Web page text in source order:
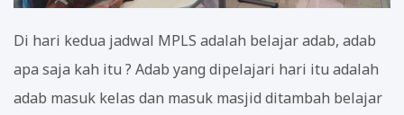
Di hari kedua jadwal MPLS adalah belajar adab, adab
apa saja kah itu ? Adab yang dipelajari hari itu adalah
adab masuk kelas dan masuk masjid ditambah belajar